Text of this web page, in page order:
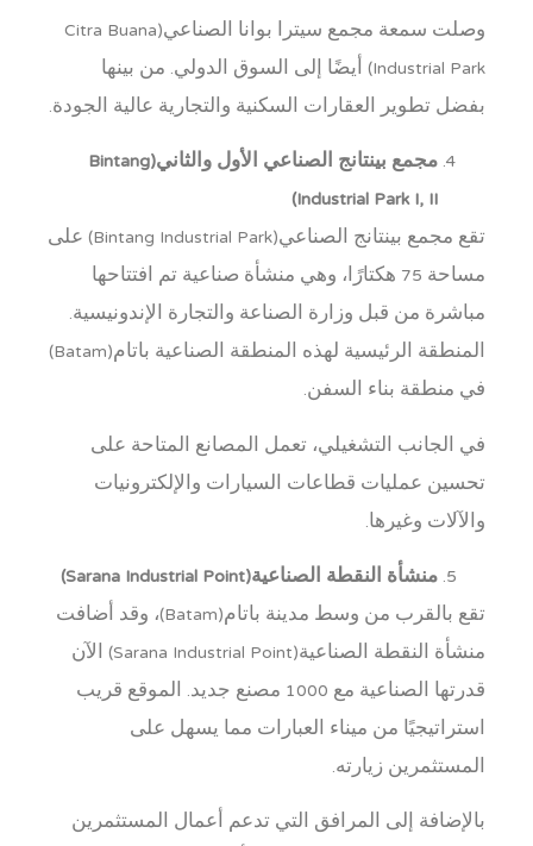
وصلت سمعة مجمع سيترا بوانا الصناعي(Citra Buana
Industrial Park) أيضًا إلى السوق الدولي. من بينها
بفضل تطوير العقارات السكنية والتجارية عالية الجودة.
مجمع بينتانج الصناعي الأول والثاني(Bintang
Industrial Park I, II)
تقع مجمع بينتانج الصناعي(Bintang Industrial Park) على
مساحة 75 هكتارًا، وهي منشأة صناعية تم افتتاحها
مباشرة من قبل وزارة الصناعة والتجارة الإندونيسية.
المنطقة الرئيسية لهذه المنطقة الصناعية باتام(Batam)
في منطقة بناء السفن.
في الجانب التشغيلي، تعمل المصانع المتاحة على
تحسين عمليات قطاعات السيارات والإلكترونيات
والآلات وغيرها.
منشأة النقطة الصناعية(Sarana Industrial Point)
تقع بالقرب من وسط مدينة باتام(Batam)، وقد أضافت
منشأة النقطة الصناعية(Sarana Industrial Point) الآن
قدرتها الصناعية مع 1000 مصنع جديد. الموقع قريب
استراتيجيًا من ميناء العبارات مما يسهل على
المستثمرين زيارته.
بالإضافة إلى المرافق التي تدعم أعمال المستثمرين